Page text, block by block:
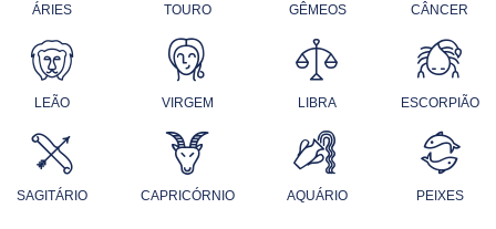
ÁRIES TOURO GÊMEOS CÂNCER
LEÃO VIRGEM LIBRA ESCORPIÃO
SAGITÁRIO CAPRICÓRNIO AQUÁRIO PEIXES